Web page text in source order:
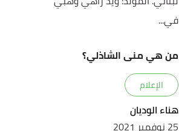
في...
من هي منى الشاذلي؟
الإعلام
هناء الوديان
25 نوفمبر 2021